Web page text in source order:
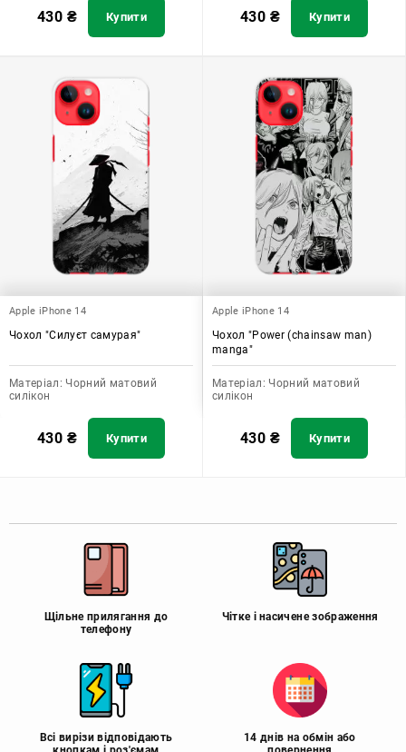
430 ₴ Купити 430 ₴ Купити
Apple iPhone 14
Чохол "Силуєт самурая"
Матеріал: Чорний матовий
силікон
430 ₴ Купити
Apple iPhone 14
Чохол "Power (chainsaw man)
manga"
Матеріал: Чорний матовий
силікон
430 ₴ Купити
Щільне прилягання до
телефону
Чітке і насичене зображення
Всі вирізи відповідають
14 днів на обмін або